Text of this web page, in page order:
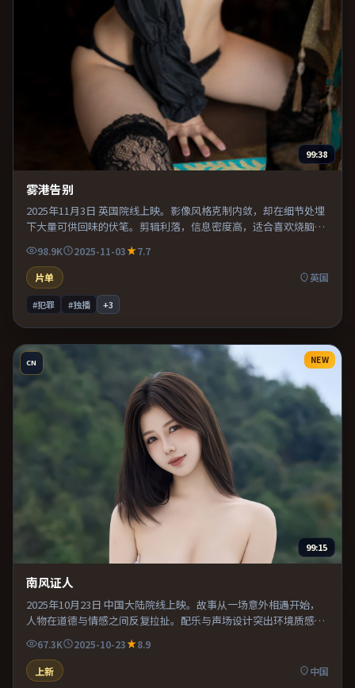
99:38
雾港告别
2025年11月3日 英国院线上映。影像风格克制内敛，却在细节处埋
下大量可供回味的伏笔。剪辑利落，信息密度高，适合喜欢烧脑与
推理的观众。片尾留白意味深长，值得二刷细品台词与构图。
98.9K 2025-11-03
7.7
片单
英国
#犯罪 #独播 +3
CN NEW
99:15
南风证人
2025年10月23日 中国大陆院线上映。故事从一场意外相遇开始，
人物在道德与情感之间反复拉扯。配乐与声场设计突出环境质感，
使观众更易沉浸其中。适合喜欢现实主义题材的观众，情绪后劲较
足。
67.3K 2025-10-23
8.9
上新
中国